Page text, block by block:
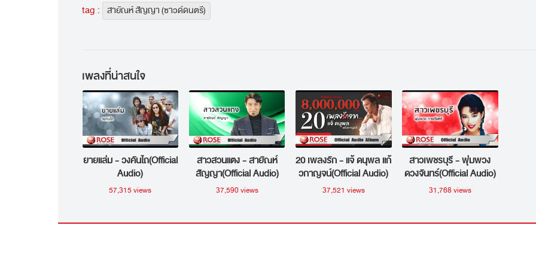
tag : สายัณห์ สัญญา (ซาวด์ดนตรี)
เพลงที่น่าสนใจ
ยายแล่ม - วงคันไถ(Official
Audio)
57,315 views
สาวสวนแตง - สายัณห์
สัญญา(Official Audio)
37,590 views
20 เพลงรัก - แจ้ ดนุพล แก้
วกาญจน์(Official Audio)
37,521 views
สาวเพชรบุรี - พุ่มพวง
ดวงจันทร์(Official Audio)
31,768 views